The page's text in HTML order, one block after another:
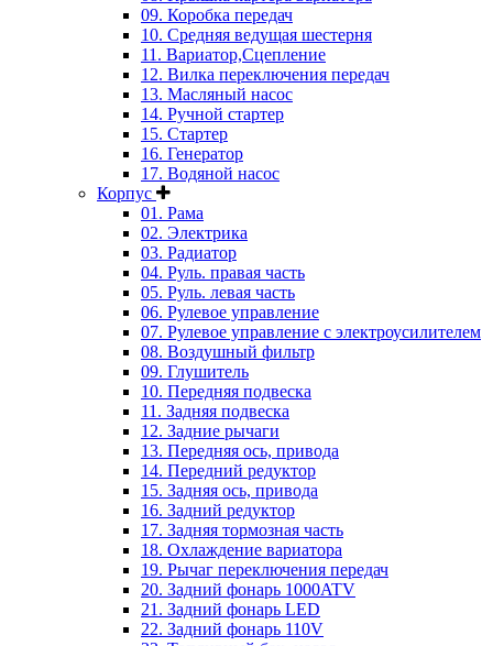
09. Коробка передач
10. Средняя ведущая шестерня
11. Вариатор,Сцепление
12. Вилка переключения передач
13. Масляный насос
14. Ручной стартер
15. Стартер
16. Генератор
17. Водяной насос
Корпус
01. Рама
02. Электрика
03. Радиатор
04. Руль. правая часть
05. Руль. левая часть
06. Рулевое управление
07. Рулевое управление с электроусилителем
08. Воздушный фильтр
09. Глушитель
10. Передняя подвеска
11. Задняя подвеска
12. Задние рычаги
13. Передняя ось, привода
14. Передний редуктор
15. Задняя ось, привода
16. Задний редуктор
17. Задняя тормозная часть
18. Охлаждение вариатора
19. Рычаг переключения передач
20. Задний фонарь 1000ATV
21. Задний фонарь LED
22. Задний фонарь 110V